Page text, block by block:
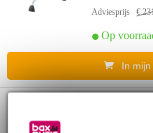
Adviesprijs €
Op
In